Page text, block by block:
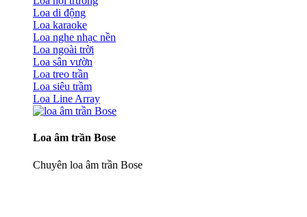
Loa di động
Loa karaoke
Loa nghe nhạc nền
Loa ngoài trời
Loa sân vườn
Loa treo trần
Loa siêu trầm
Loa Line Array
Loa âm trần Bose
Chuyên loa âm trần Bose